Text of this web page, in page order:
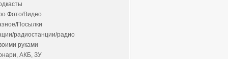
Фото/Видео
Посылки
радиостанции/радио
руками
АКБ, ЗУ